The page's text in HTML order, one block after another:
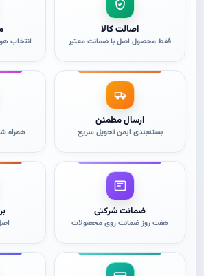
اصالت کالا
فقط محصول اصل با ضمانت معتبر انتخاب
ارسال مطمئن
بسته‌بندی ایمن تحویل سریع همراه
ضمانت شرکتی
هفت روز ضمانت روی محصولات